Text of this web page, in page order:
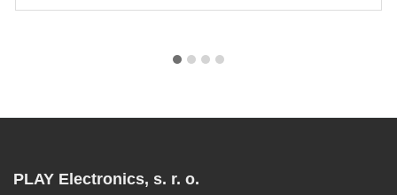
PLAY Electronics, s. r. o.